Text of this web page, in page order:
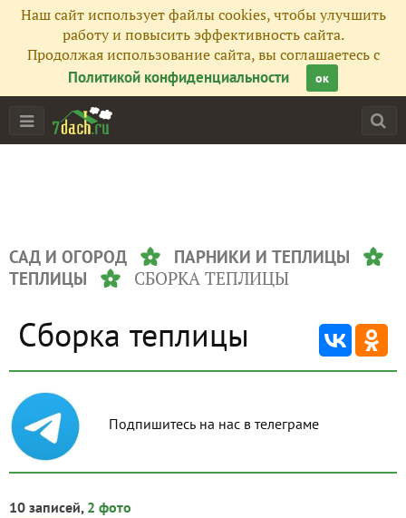
Наш сайт использует файлы cookies, чтобы улучшить
работу и повысить эффективность сайта.
Продолжая использование сайта, вы соглашаетесь с
Политикой конфиденциальности
ок
САД И ОГОРОД
ПАРНИКИ И ТЕПЛИЦЫ
ТЕПЛИЦЫ
СБОРКА ТЕПЛИЦЫ
Сборка теплицы
Подпишитесь на нас в телеграме
10 записей, 2 фото